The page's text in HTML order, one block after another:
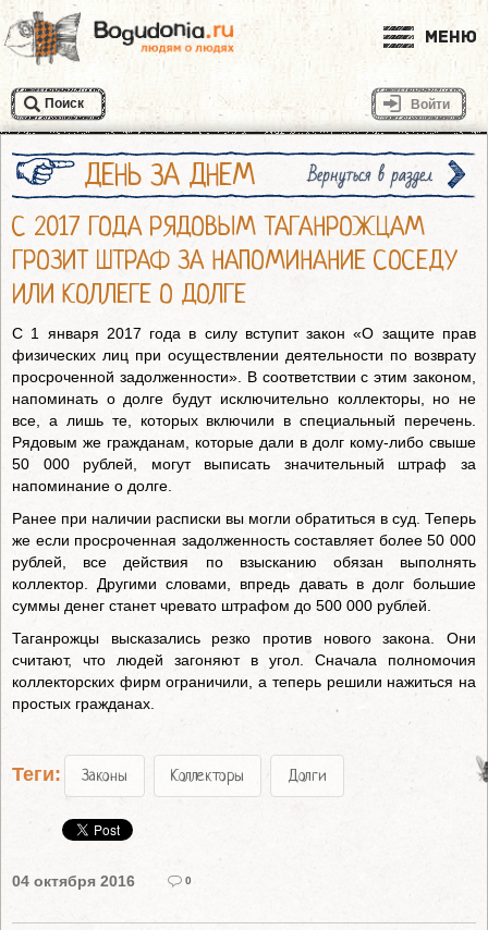
Меню
Поиск Войти
ДЕНЬ ЗА ДНЕМ Вернуться в раздел
С 2017 ГОДА РЯДОВЫМ ТАГАНРОЖЦАМ
ГРОЗИТ ШТРАФ ЗА НАПОМИНАНИЕ СОСЕДУ
ИЛИ КОЛЛЕГЕ О ДОЛГЕ
С 1 января 2017 года в силу вступит закон «О защите прав
физических лиц при осуществлении деятельности по возврату
просроченной задолженности». В соответствии с этим законом,
напоминать о долге будут исключительно коллекторы, но не
все, а лишь те, которых включили в специальный перечень.
Рядовым же гражданам, которые дали в долг кому-либо свыше
50 000 рублей, могут выписать значительный штраф за
напоминание о долге.
Ранее при наличии расписки вы могли обратиться в суд. Теперь
же если просроченная задолженность составляет более 50 000
рублей, все действия по взысканию обязан выполнять
коллектор. Другими словами, впредь давать в долг большие
суммы денег станет чревато штрафом до 500 000 рублей.
Таганрожцы высказались резко против нового закона. Они
считают, что людей загоняют в угол. Сначала полномочия
коллекторских фирм ограничили, а теперь решили нажиться на
простых гражданах.
Теги: Законы Коллекторы Долги
04 октября 2016 0